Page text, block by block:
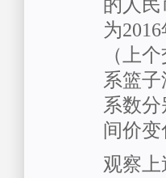
的人
为
（上
系篮
系数分
间价变
观察